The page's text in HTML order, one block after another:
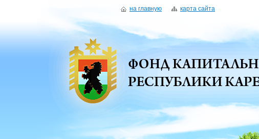
на главную карта сайта